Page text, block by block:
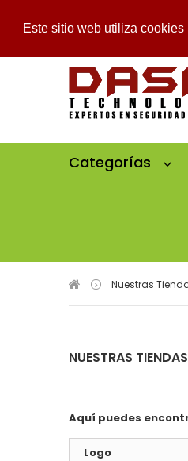
Este sitio web utiliza
Mi Cuenta Mi Lista De
Categorías
> Nuestras
NUESTRAS TIENDAS
Aquí puedes
Logo